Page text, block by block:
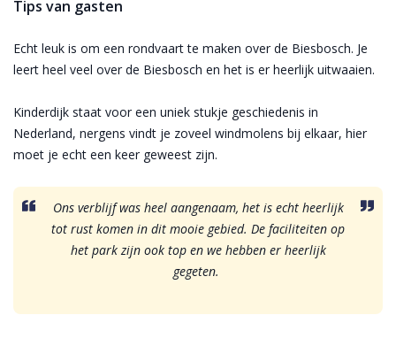
Tips van gasten
Echt leuk is om een rondvaart te maken over de Biesbosch. Je
leert heel veel over de Biesbosch en het is er heerlijk uitwaaien.
Kinderdijk staat voor een uniek stukje geschiedenis in
Nederland, nergens vindt je zoveel windmolens bij elkaar, hier
moet je echt een keer geweest zijn.
Ons verblijf was heel aangenaam, het is echt heerlijk
tot rust komen in dit mooie gebied. De faciliteiten op
het park zijn ook top en we hebben er heerlijk
gegeten.